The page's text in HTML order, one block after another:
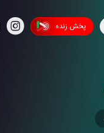
پخش زنده